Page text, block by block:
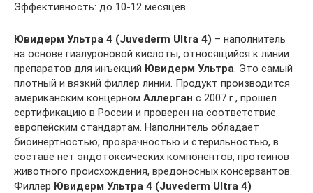
Эффективность: до 10-12 месяцев
Ювидерм Ультра 4 (Juvederm Ultra 4) – наполнитель
на основе гиалуроновой кислоты, относящийся к линии
препаратов для инъекций Ювидерм Ультра. Это самый
плотный и вязкий филлер линии. Продукт производится
американским концерном Аллерган с 2007 г., прошел
сертификацию в России и проверен на соответствие
европейским стандартам. Наполнитель обладает
биоинертностью, прозрачностью и стерильностью, в
составе нет эндотоксических компонентов, протеинов
животного происхождения, вредоносных консервантов.
Филлер Ювидерм Ультра 4 (Juvederm Ultra 4)